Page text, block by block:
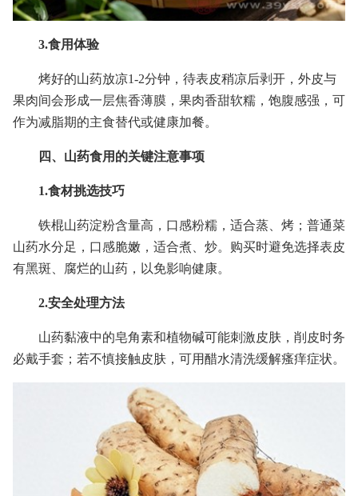
3.食用体验
烤好的山药放凉1-2分钟，待表皮稍凉后剥开，外皮与
果肉间会形成一层焦香薄膜，果肉香甜软糯，饱腹感强，可
作为减脂期的主食替代或健康加餐。
四、山药食用的关键注意事项
1.食材挑选技巧
铁棍山药淀粉含量高，口感粉糯，适合蒸、烤；普通菜
山药水分足，口感脆嫩，适合煮、炒。购买时避免选择表皮
有黑斑、腐烂的山药，以免影响健康。
2.安全处理方法
山药黏液中的皂角素和植物碱可能刺激皮肤，削皮时务
必戴手套；若不慎接触皮肤，可用醋水清洗缓解瘙痒症状。